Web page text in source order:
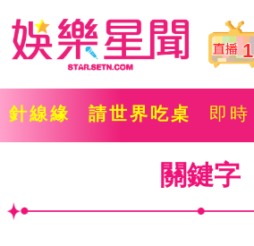
1
針線緣 請世界吃桌 即時
關鍵字